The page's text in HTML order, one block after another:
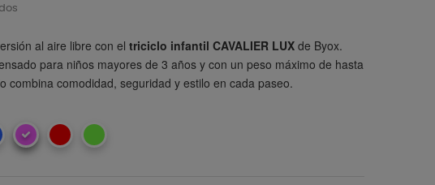
al aire libre con el triciclo infantil CAVALIER LUX de Byox.
para niños mayores de 3 años y con un peso máximo de hasta
combina comodidad, seguridad y estilo en cada paseo.